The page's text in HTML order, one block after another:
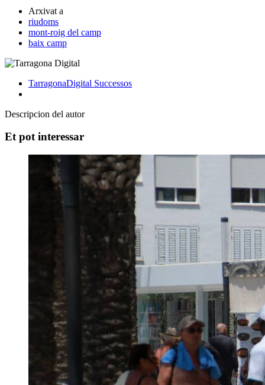
Arxivat a
riudoms
mont-roig del camp
baix camp
TarragonaDigital Successos
Descripcion del autor
Et pot interessar